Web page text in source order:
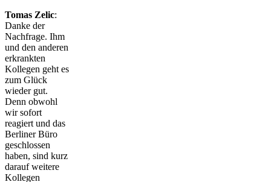
Tomas Zelic:
Danke der
Nachfrage. Ihm
und den anderen
erkrankten
Kollegen geht es
zum Glück
wieder gut.
Denn obwohl
wir sofort
reagiert und das
Berliner Büro
geschlossen
haben, sind kurz
darauf weitere
Kollegen